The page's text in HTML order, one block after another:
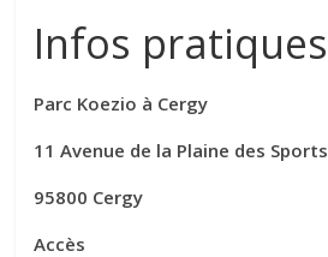
Infos pratiques
Parc Koezio à Cergy
11 Avenue de la Plaine des Sports
95800 Cergy
Accès